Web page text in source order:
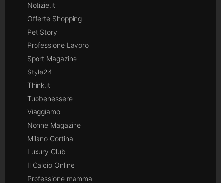
Notizie.it
Offerte Shopping
Pet Story
Professione Lavoro
Sport Magazine
Style24
Think.it
Tuobenessere
Viaggiamo
Nonne Magazine
Milano Cortina
Luxury Club
Il Calcio Online
Professione mamma